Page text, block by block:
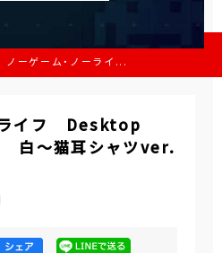
ノーゲーム・ノーライ...
ライフ Desktop
白～猫耳シャツver.